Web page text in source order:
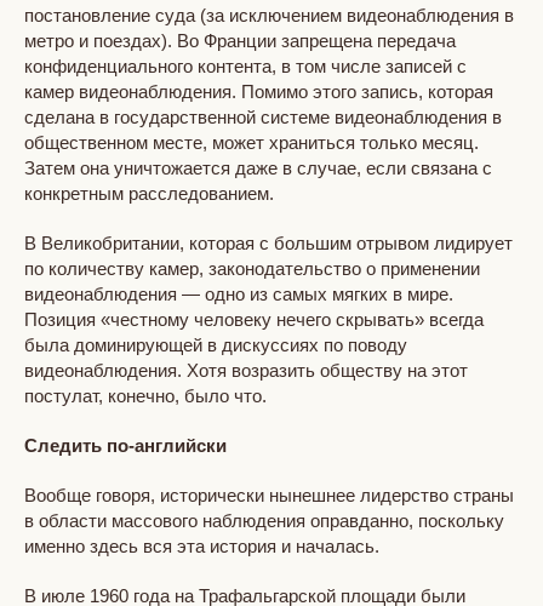
постановление суда (за исключением видеонаблюдения в
метро и поездах). Во Франции запрещена передача
конфиденциального контента, в том числе записей с
камер видеонаблюдения. Помимо этого запись, которая
сделана в государственной системе видеонаблюдения в
общественном месте, может храниться только месяц.
Затем она уничтожается даже в случае, если связана с
конкретным расследованием.
В Великобритании, которая с большим отрывом лидирует
по количеству камер, законодательство о применении
видеонаблюдения — одно из самых мягких в мире.
Позиция «честному человеку нечего скрывать» всегда
была доминирующей в дискуссиях по поводу
видеонаблюдения. Хотя возразить обществу на этот
постулат, конечно, было что.
Следить по-английски
Вообще говоря, исторически нынешнее лидерство страны
в области массового наблюдения оправданно, поскольку
именно здесь вся эта история и началась.
В июле 1960 года на Трафальгарской площади были